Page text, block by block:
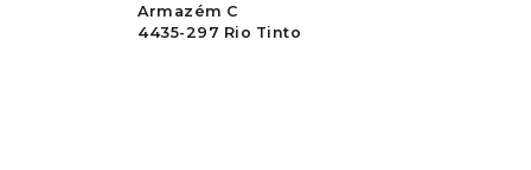
Armazém C
4435-297 Rio Tinto